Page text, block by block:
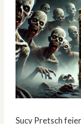
Sucy Pretsch